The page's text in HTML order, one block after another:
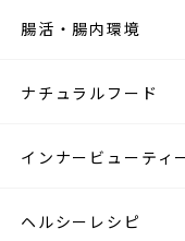
腸活・腸内環境
ナチュラルフード
インナービューティ
ヘルシーレシピ